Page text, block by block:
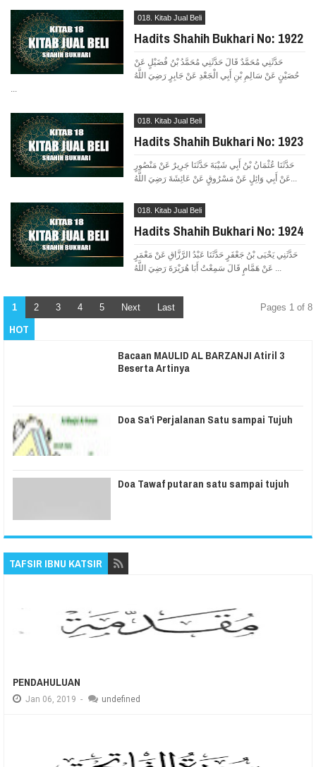
018. Kitab Jual Beli
Hadits Shahih Bukhari No: 1922
حَدَّثَنِي مُحَمَّدٌ قَالَ حَدَّثَنِي مُحَمَّدُ بْنُ فُضَيْلٍ عَنْ
حُصَيْنٍ عَنْ سَالِمِ بْنِ أَبِي الْجَعْدِ عَنْ جَابِرٍ رَضِيَ اللَّهُ
...
018. Kitab Jual Beli
Hadits Shahih Bukhari No: 1923
حَدَّثَنَا عُثْمَانُ بْنُ أَبِي شَيْبَةَ حَدَّثَنَا جَرِيرٌ عَنْ مَنْصُورٍ
عَنْ أَبِي وَائِلٍ عَنْ مَسْرُوقٍ عَنْ عَائِشَةَ رَضِيَ اللَّهُ...
018. Kitab Jual Beli
Hadits Shahih Bukhari No: 1924
حَدَّثَنِي يَحْيَى بْنُ جَعْفَرٍ حَدَّثَنَا عَبْدُ الرَّزَّاقِ عَنْ مَعْمَرٍ
عَنْ هَمَّامٍ قَالَ سَمِعْتُ أَبَا هُرَيْرَةَ رَضِيَ اللَّهُ ...
Pages 1 of 8
1 2 3 4 5 Next Last
HOT
Bacaan MAULID AL BARZANJI Atiril 3
Beserta Artinya
Doa Sa'i Perjalanan Satu sampai Tujuh
Doa Tawaf putaran satu sampai tujuh
TAFSIR IBNU KATSIR
PENDAHULUAN
Jan 06, 2019 - undefined